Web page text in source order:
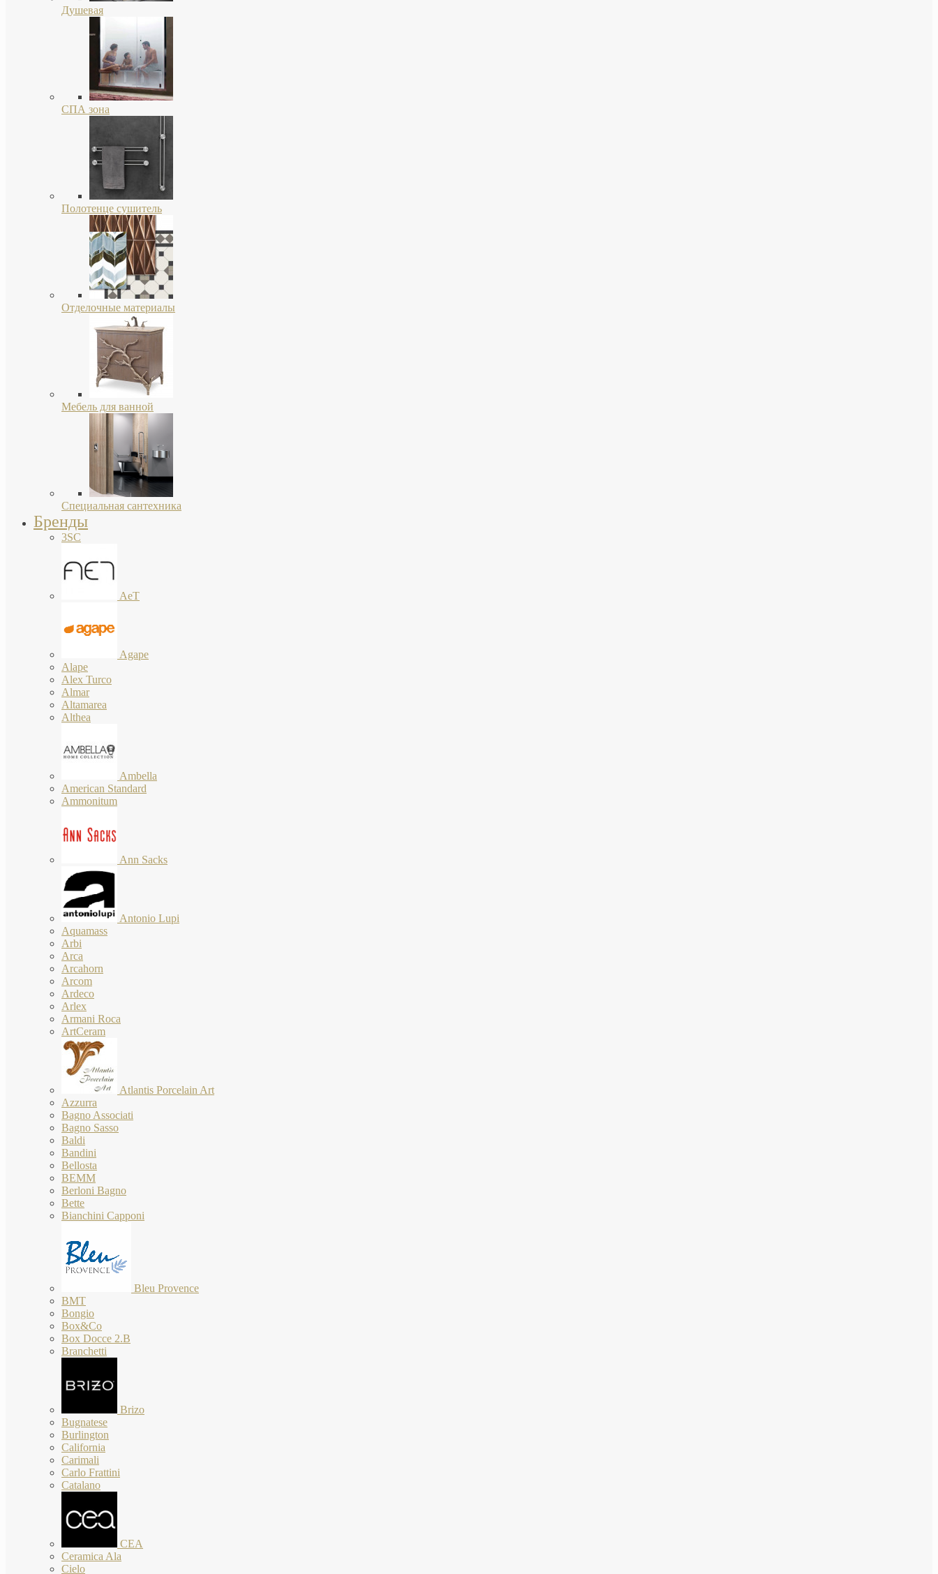
Душевая
СПА зона
Полотенце сушитель
Отделочные материалы
Мебель для ванной
Специальная сантехника
Бренды
3SC
AeT
Agape
Alape
Alex Turco
Almar
Altamarea
Althea
Ambella
American Standard
Ammonitum
Ann Sacks
Antonio Lupi
Aquamass
Arbi
Arca
Arcahorn
Arcom
Ardeco
Arlex
Armani Roca
ArtCeram
Atlantis Porcelain Art
Azzurra
Bagno Associati
Bagno Sasso
Baldi
Bandini
Bellosta
BEMM
Berloni Bagno
Bette
Bianchini Capponi
Bleu Provence
BMT
Bongio
Box&Co
Box Docce 2.B
Branchetti
Brizo
Bugnatese
Burlington
California
Carimali
Carlo Frattini
Catalano
CEA
Ceramica Ala
Cielo